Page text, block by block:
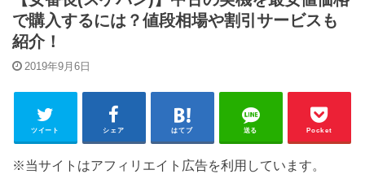
で購入するには？値段相場や割引サービスも
紹介！
2019年9月6日
ツイート シェア はてブ 送る Pocket
※当サイトはアフィリエイト広告を利用しています。